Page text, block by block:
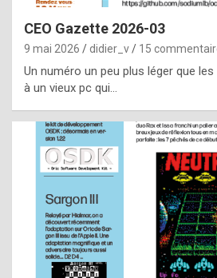
i
e
f
o
m
m
a
y
b
e
CEO Gazette 2026-03
9 mai 2026 didier_v 15
Un numéro un peu plus léger que
à un vieux pc qui…